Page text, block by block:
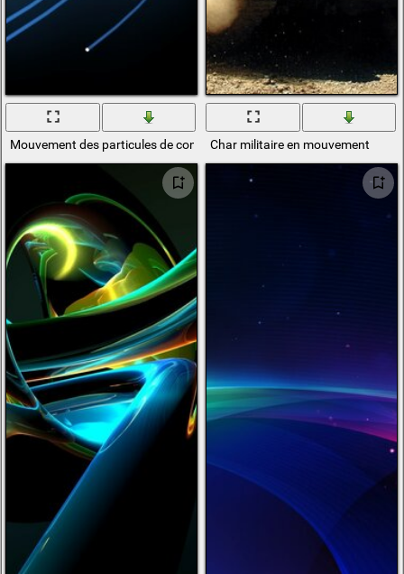
Mouvement des particules de confusion dans l'espace
Char militaire en mouvement